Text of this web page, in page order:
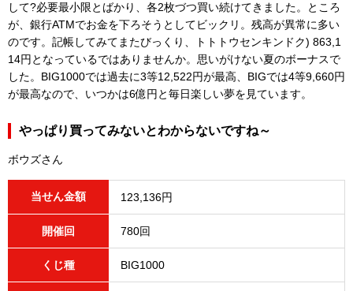
して?必要最小限とばかり、各2枚づつ買い続けてきました。ところ
が、銀行ATMでお金を下ろそうとしてビックリ。残高が異常に多い
のです。記帳してみてまたびっくり、トトトウセンキンドク) 863,1
14円となっているではありませんか。思いがけない夏のボーナスで
した。BIG1000では過去に3等12,522円が最高、BIGでは4等9,660円
が最高なので、いつかは6億円と毎日楽しい夢を見ています。
やっぱり買ってみないとわからないですね～
ボウズさん
当せん金額 123,136円
開催回 780回
くじ種 BIG1000